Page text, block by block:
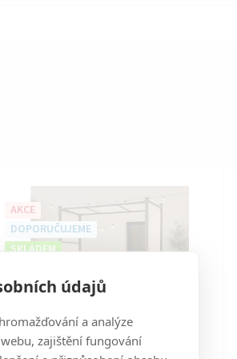
údajů
a analýze
zajištění fungování
AKCE
DOPORUČUJEME
SKLADEM